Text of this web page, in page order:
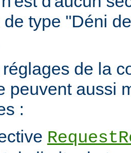
de type "Déni
de la
peuvent aussi
: